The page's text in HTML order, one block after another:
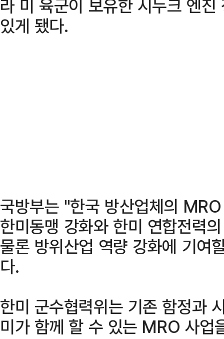
라 미 육군이 보유한 시누크 엔
있게 됐다.
국방부는 "한국 방산업체의
한미동맹 강화와 한미 연합전력
물론 방위산업 역량 강화에 기여
다.
한미 군수협력위는 기존 함정과
미가 함께 할 수 있는 MRO 사업